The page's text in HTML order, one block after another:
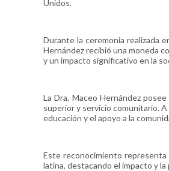
Unidos.
Durante la ceremonia realizada
Hernández recibió una moneda
y un impacto significativo en la
La Dra. Maceo Hernández
superior y servicio comunitario.
educación y el apoyo a la
Este reconocimiento representa
latina, destacando el impacto y